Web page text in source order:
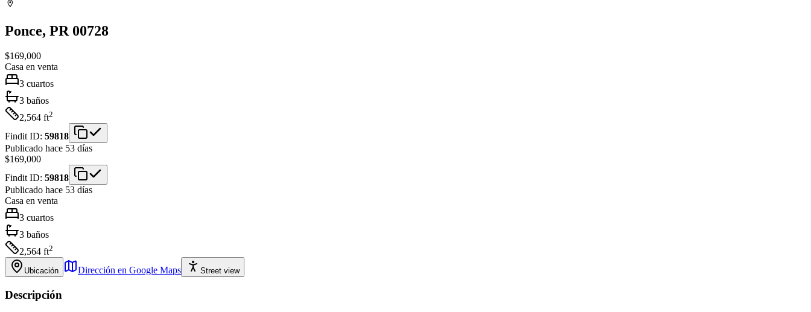
Ponce, PR 00728
$169,000
Casa en venta
3 cuartos
3 baños
2,564 ft2
Findit ID: 59818
Publicado hace 53 días
$169,000
Findit ID: 59818
Publicado hace 53 días
Casa en venta
3 cuartos
3 baños
2,564 ft2
Ubicación Dirección en Google Maps Street view
Descripción